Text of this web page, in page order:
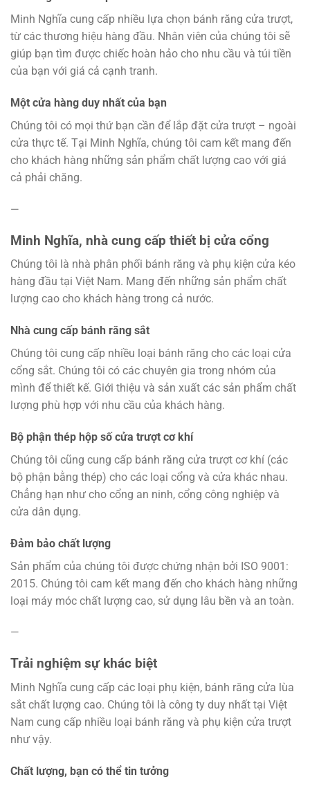
Minh Nghĩa cung cấp nhiều lựa chọn bánh răng cửa trượt,
từ các thương hiệu hàng đầu. Nhân viên của chúng tôi sẽ
giúp bạn tìm được chiếc hoàn hảo cho nhu cầu và túi tiền
của bạn với giá cả cạnh tranh.
Một cửa hàng duy nhất của bạn
Chúng tôi có mọi thứ bạn cần để lắp đặt cửa trượt – ngoài
cửa thực tế. Tại Minh Nghĩa, chúng tôi cam kết mang đến
cho khách hàng những sản phẩm chất lượng cao với giá
cả phải chăng.
—
Minh Nghĩa, nhà cung cấp thiết bị cửa cổng
Chúng tôi là nhà phân phối bánh răng và phụ kiện cửa kéo
hàng đầu tại Việt Nam. Mang đến những sản phẩm chất
lượng cao cho khách hàng trong cả nước.
Nhà cung cấp bánh răng sắt
Chúng tôi cung cấp nhiều loại bánh răng cho các loại cửa
cổng sắt. Chúng tôi có các chuyên gia trong nhóm của
mình để thiết kế. Giới thiệu và sản xuất các sản phẩm chất
lượng phù hợp với nhu cầu của khách hàng.
Bộ phận thép hộp số cửa trượt cơ khí
Chúng tôi cũng cung cấp bánh răng cửa trượt cơ khí (các
bộ phận bằng thép) cho các loại cổng và cửa khác nhau.
Chẳng hạn như cho cổng an ninh, cổng công nghiệp và
cửa dân dụng.
Đảm bảo chất lượng
Sản phẩm của chúng tôi được chứng nhận bởi ISO 9001:
2015. Chúng tôi cam kết mang đến cho khách hàng những
loại máy móc chất lượng cao, sử dụng lâu bền và an toàn.
—
Trải nghiệm sự khác biệt
Minh Nghĩa cung cấp các loại phụ kiện, bánh răng cửa lùa
sắt chất lượng cao. Chúng tôi là công ty duy nhất tại Việt
Nam cung cấp nhiều loại bánh răng và phụ kiện cửa trượt
như vậy.
Chất lượng, bạn có thể tin tưởng